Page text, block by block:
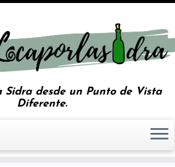
Sidra desde un Punto de Vista
Diferente.